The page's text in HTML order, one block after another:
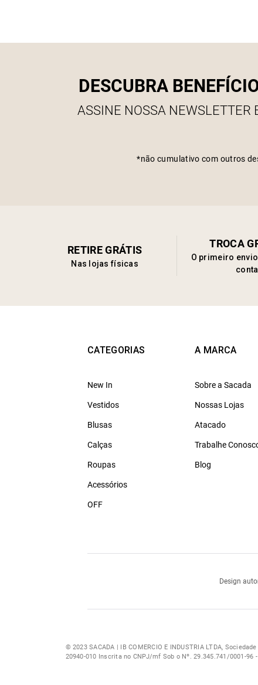
DESCUBRA
ASSINE NOSSA NEWSLETTER
*não cumulativo com outros
RETIRE GRÁTIS
Nas lojas físicas
TROCA
O primeiro
CATEGORIAS
New In
Vestidos
Blusas
Calças
Roupas
Acessórios
OFF
A MARCA
Sobre a Sacada
Nossas Lojas
Atacado
Trabalhe
Blog
Design
© 2023 SACADA | IB COMERCIO E INDUSTRIA LTDA,
20940-010 Inscrita no CNPJ/mf Sob o Nº. 29.345.741/0001-96